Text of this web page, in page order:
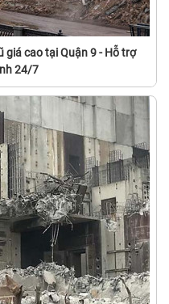
giá cao tại Quận 9 - Hỗ trợ
24/7